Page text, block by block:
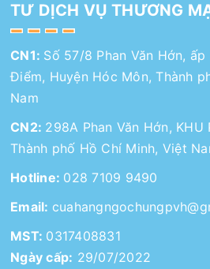
TƯ DỊCH VỤ THƯƠNG
CN1: Số 57/8 Phan Văn Hớn, ấp
Điểm, Huyện Hóc Môn, Thành
Nam
CN2: 298A Phan Văn Hớn, KHU
Thành phố Hồ Chí Minh, Việt
Hotline: 028 7109 9490
Email:
MST: 0317408831
Ngày cấp: 29/07/2022